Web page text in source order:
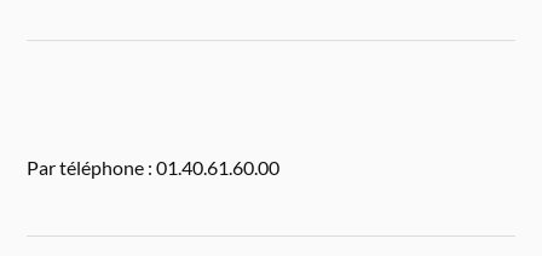
Par téléphone : 01.40.61.60.00